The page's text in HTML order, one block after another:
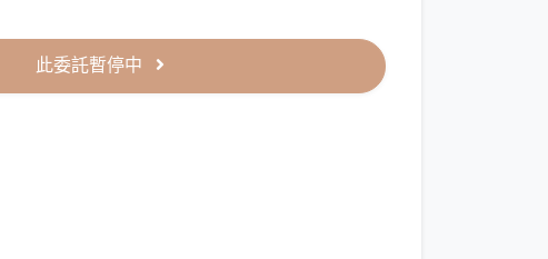
此委託暫停中